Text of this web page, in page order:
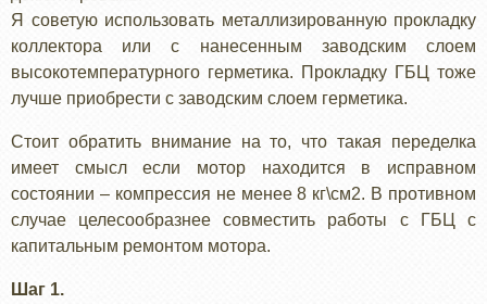
Я советую использовать металлизированную прокладку
коллектора или с нанесенным заводским слоем
высокотемпературного герметика. Прокладку ГБЦ тоже
лучше приобрести с заводским слоем герметика.
Стоит обратить внимание на то, что такая переделка
имеет смысл если мотор находится в исправном
состоянии – компрессия не менее 8 кг\см2. В противном
случае целесообразнее совместить работы с ГБЦ с
капитальным ремонтом мотора.
Шаг 1.